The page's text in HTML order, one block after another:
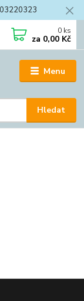
Menu
Hledat
0 ks
za 0,00 Kč